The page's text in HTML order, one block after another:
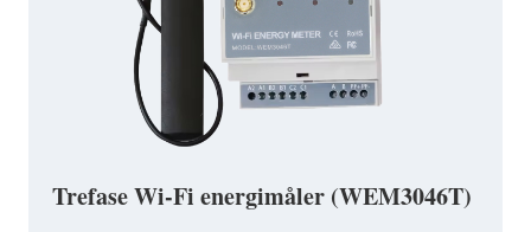
Trefase Wi-Fi energimåler (WEM3046T)